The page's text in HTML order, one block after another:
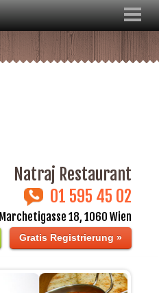
Natraj Restaurant
01 595 45 02
Marchetigasse 18, 1060 Wien
Gratis Registrierung »